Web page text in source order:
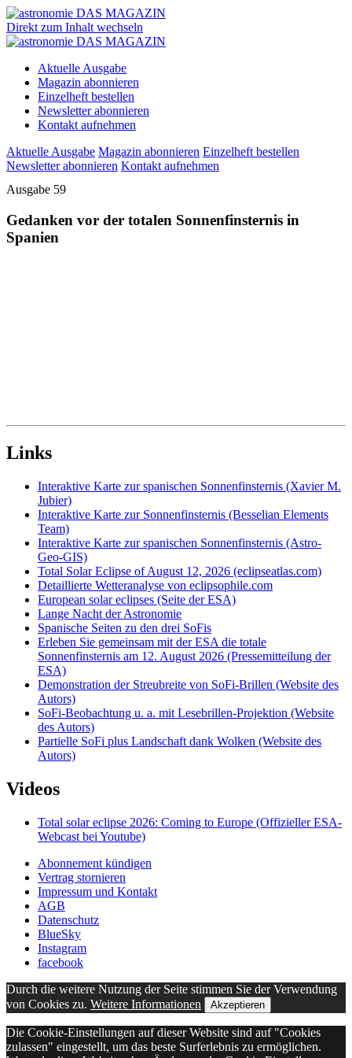
Direkt zum Inhalt wechseln
Aktuelle Ausgabe
Magazin abonnieren
Einzelheft bestellen
Newsletter abonnieren
Kontakt aufnehmen
Aktuelle Ausgabe Magazin abonnieren Einzelheft bestellen
Newsletter abonnieren Kontakt aufnehmen
Ausgabe 59
Gedanken vor der totalen Sonnenfinsternis in
Spanien
Links
Interaktive Karte zur spanischen Sonnenfinsternis (Xavier M.
Jubier)
Interaktive Karte zur Sonnenfinsternis (Besselian Elements
Team)
Interaktive Karte zur spanischen Sonnenfinsternis (Astro-
Geo-GIS)
Total Solar Eclipse of August 12, 2026 (eclipseatlas.com)
Detaillierte Wetteranalyse von eclipsophile.com
European solar eclipses (Seite der ESA)
Lange Nacht der Astronomie
Spanische Seiten zu den drei SoFis
Erleben Sie gemeinsam mit der ESA die totale
Sonnenfinsternis am 12. August 2026 (Pressemitteilung der
ESA)
Demonstration der Streubreite von SoFi-Brillen (Website des
Autors)
SoFi-Beobachtung u. a. mit Lesebrillen-Projektion (Website
des Autors)
Partielle SoFi plus Landschaft dank Wolken (Website des
Autors)
Videos
Total solar eclipse 2026: Coming to Europe (Offizieller ESA-
Webcast bei Youtube)
Abonnement kündigen
Vertrag stornieren
Impressum und Kontakt
AGB
Datenschutz
BlueSky
Instagram
facebook
Durch die weitere Nutzung der Seite stimmen Sie der Verwendung
von Cookies zu. Weitere Informationen Akzeptieren
Die Cookie-Einstellungen auf dieser Website sind auf "Cookies
zulassen" eingestellt, um das beste Surferlebnis zu ermöglichen.